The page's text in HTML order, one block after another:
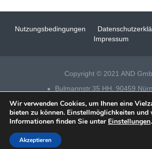
Nutzungsbedingungen
Impressum
Copyright © 2021 AND
Bulmannstr.35 HH, 90459
Tel 0911 – 14 88 69 25
Datenschutz| Impressum |Fensterputzer
Wir verwenden Cookies, um Ihnen eine
bieten zu können. Einstellmöglichkeiten und
Informationen finden Sie unter Einstellungen.
Akzeptieren